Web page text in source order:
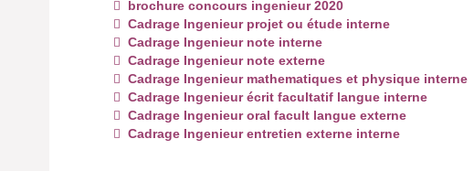
brochure concours ingenieur 2020
Cadrage Ingenieur projet ou étude interne
Cadrage Ingenieur note interne
Cadrage Ingenieur note externe
Cadrage Ingenieur mathematiques et physique interne
Cadrage Ingenieur écrit facultatif langue interne
Cadrage Ingenieur oral facult langue externe
Cadrage Ingenieur entretien externe interne